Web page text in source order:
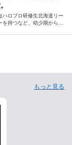
ハロプロ研修生北海道リー
持つなど、幼少期から現
もっと見る